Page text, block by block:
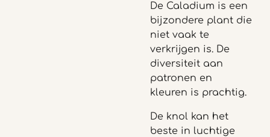
De Caladium is een
bijzondere plant die
niet vaak te
verkrijgen is. De
diversiteit aan
patronen en
kleuren is prachtig.
De knol kan het
beste in luchtige